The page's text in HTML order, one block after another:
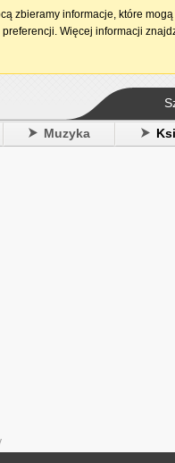
15.
Muzyka
zbieramy informacje, które
Więcej informacji